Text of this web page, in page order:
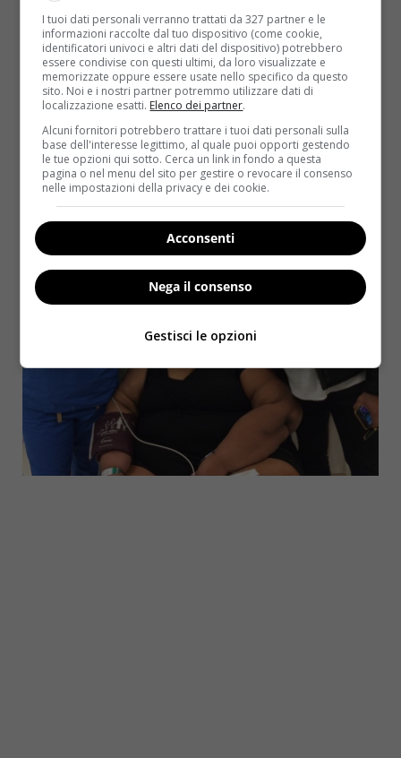
permettono di mantenere la situazione sotto
controllo ma purtroppo le cose vanno a rilento
poiché la donnaha rischiato di morire dopo uno
degli interventipiù invasivi ai quali si era
sottoposta.
I tuoi dati personali verranno trattati da 327 partner e le
informazioni raccolte dal tuo dispositivo (come cookie,
identificatori univoci e altri dati del dispositivo) potrebbero
essere condivise con questi ultimi, da loro visualizzate e
memorizzate oppure essere usate nello specifico da questo
sito. Noi e i nostri partner potremmo utilizzare dati di
localizzazione esatti. Elenco dei partner.
Alcuni fornitori potrebbero trattare i tuoi dati personali sulla
base dell'interesse legittimo, al quale puoi opporti gestendo
le tue opzioni qui sotto. Cerca un link in fondo a questa
pagina o nel menu del sito per gestire o revocare il consenso
nelle impostazioni della privacy e dei cookie.
Acconsenti
Nega il consenso
Gestisci le opzioni